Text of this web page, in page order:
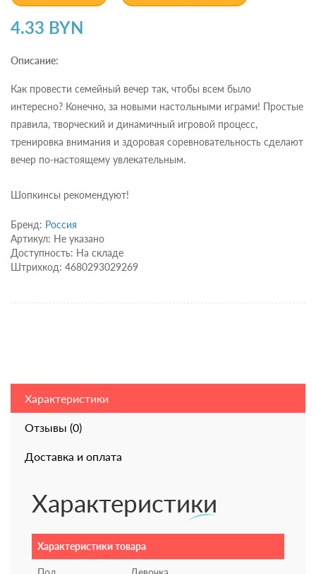
4.33 BYN
Описание:
Как провести семейный вечер так, чтобы всем было
интересно? Конечно, за новыми настольными играми! Простые
правила, творческий и динамичный игровой процесс,
тренировка внимания и здоровая соревновательность сделают
вечер по-настоящему увлекательным.
Шопкинсы рекомендуют!
Бренд: Россия
Артикул: Не указано
Доступность: На складе
Штрихкод: 4680293029269
Характеристики
Отзывы (0)
Доставка и оплата
Характеристики
Характеристики товара